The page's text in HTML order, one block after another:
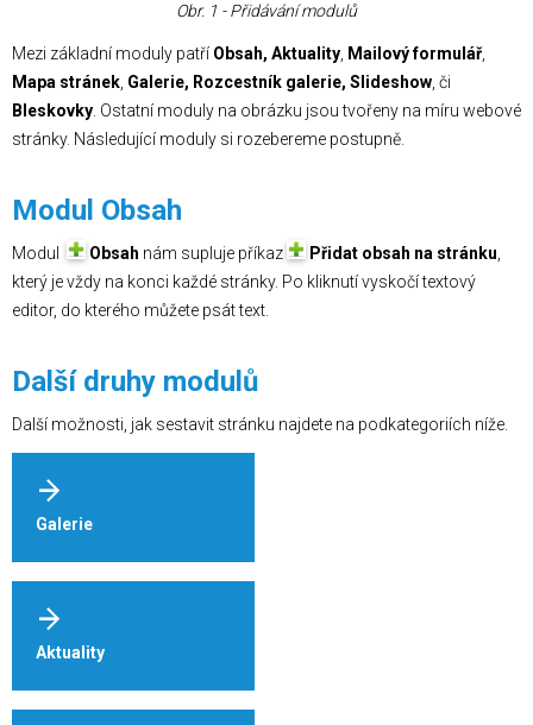
Obr. 1 - Přidávání modulů
Mezi základní moduly patří Obsah, Aktuality, Mailový formulář,
Mapa stránek, Galerie, Rozcestník galerie, Slideshow, či
Bleskovky. Ostatní moduly na obrázku jsou tvořeny na míru webové
stránky. Následující moduly si rozebereme postupně.
Modul Obsah
Modul Obsah nám supluje příkaz Přidat obsah na stránku,
který je vždy na konci každé stránky. Po kliknutí vyskočí textový
editor, do kterého můžete psát text.
Další druhy modulů
Další možnosti, jak sestavit stránku najdete na podkategoriích níže.
Galerie
Aktuality